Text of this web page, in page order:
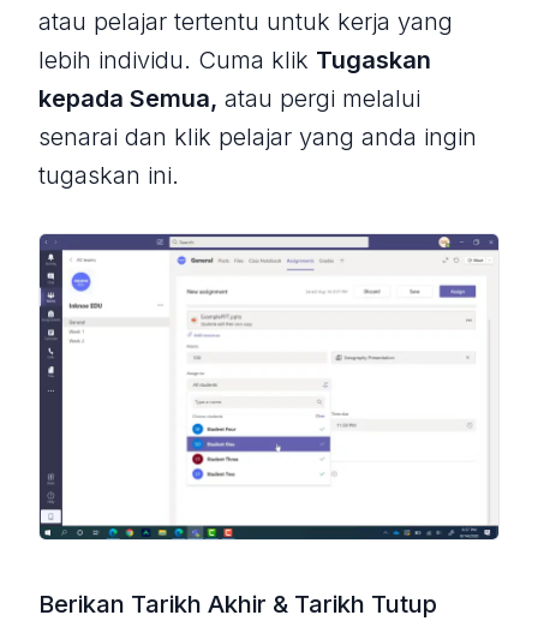
atau pelajar tertentu untuk kerja yang
lebih individu. Cuma klik Tugaskan
kepada Semua, atau pergi melalui
senarai dan klik pelajar yang anda ingin
tugaskan ini.
Berikan Tarikh Akhir & Tarikh Tutup